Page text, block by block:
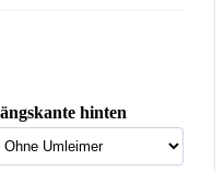
hinten